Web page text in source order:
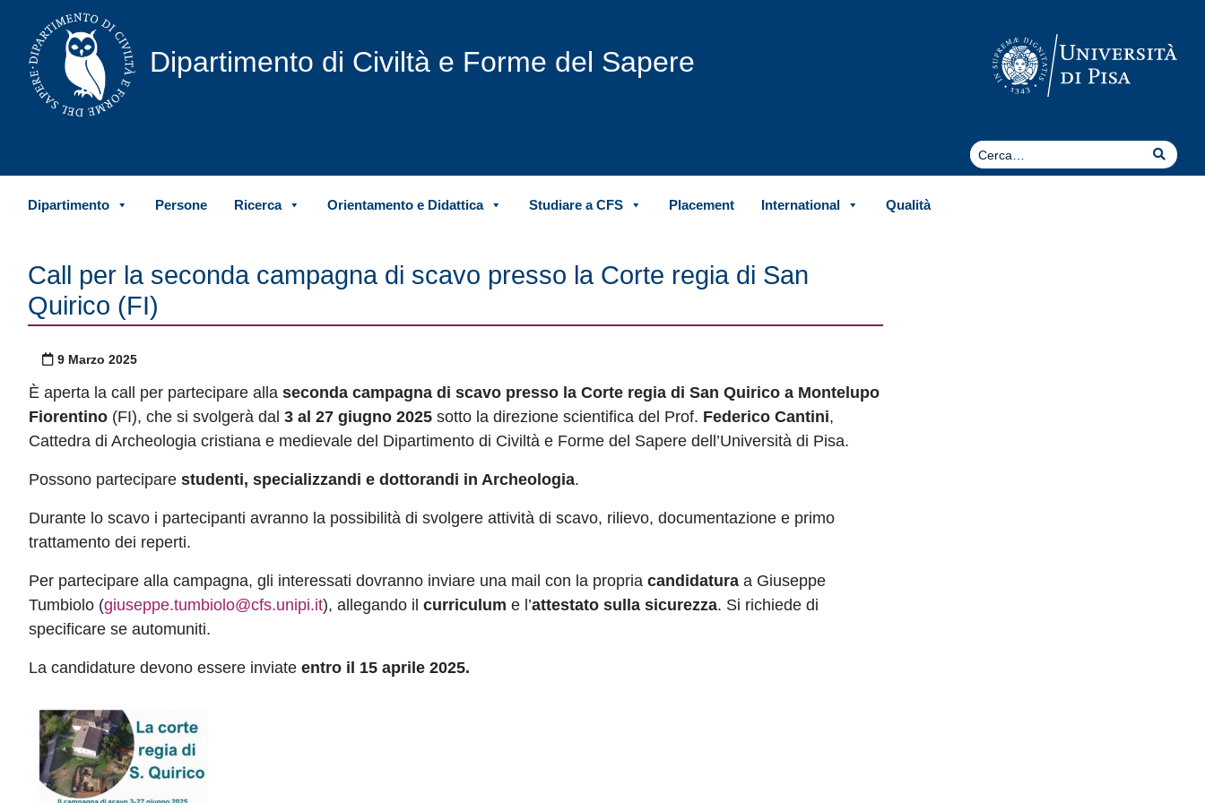
Vai al contenuto
Dipartimento di Civiltà e Forme del Sapere
Cerca
Cerca
Dipartimento Persone Ricerca Orientamento e Didattica Studiare a CFS Placement International Qualità
Call per la seconda campagna di scavo presso la Corte regia di San
Quirico (FI)
Pubblicato il
9 Marzo 2025
È aperta la call per partecipare alla seconda campagna di scavo presso la Corte regia di San Quirico a Montelupo
Fiorentino (FI), che si svolgerà dal 3 al 27 giugno 2025 sotto la direzione scientifica del Prof. Federico Cantini,
Cattedra di Archeologia cristiana e medievale del Dipartimento di Civiltà e Forme del Sapere dell’Università di Pisa.
Possono partecipare studenti, specializzandi e dottorandi in Archeologia.
Durante lo scavo i partecipanti avranno la possibilità di svolgere attività di scavo, rilievo, documentazione e primo
trattamento dei reperti.
Per partecipare alla campagna, gli interessati dovranno inviare una mail con la propria candidatura a Giuseppe
Tumbiolo (giuseppe.tumbiolo@cfs.unipi.it), allegando il curriculum e l’attestato sulla sicurezza. Si richiede di
specificare se automuniti.
La candidature devono essere inviate entro il 15 aprile 2025.